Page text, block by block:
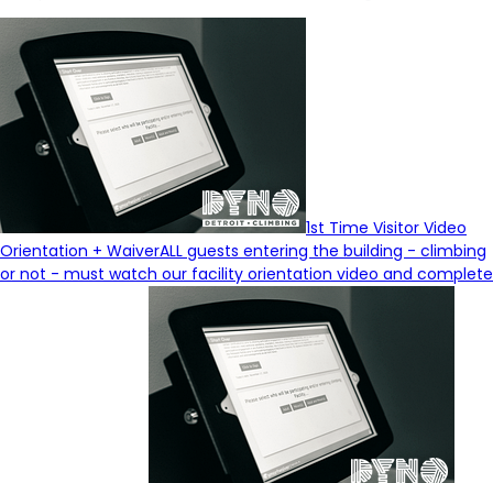
1st Time Visitor Video
Orientation + WaiverALL guests entering the building - climbing
or not - must watch our facility orientation video and complete